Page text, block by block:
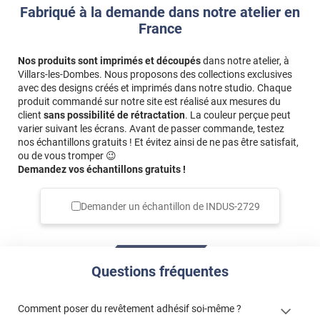
Fabriqué à la demande dans notre atelier en
France
Nos produits sont imprimés et découpésdans notre atelier, à
Villars-les-Dombes. Nous proposons des collections exclusives
avec des designs créés et imprimés dans notre studio. Chaque
produit commandé sur notre site est réalisé aux mesures du
client sans possibilité de rétractation. La couleur perçue peut
varier suivant les écrans. Avant de passer commande, testez
nos échantillons gratuits ! Et évitez ainsi de ne pas être satisfait,
ou de vous tromper 😉
Demandez vos échantillons gratuits !
Demander un échantillon de INDUS-2729
Questions fréquentes
Comment poser du revêtement adhésif soi-même ?